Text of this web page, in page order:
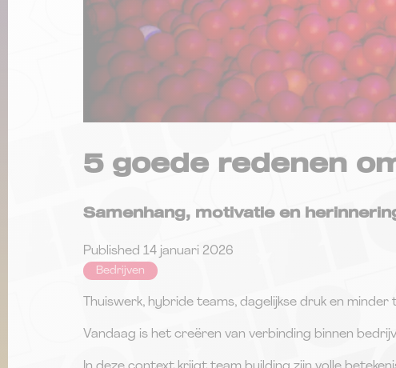
5 goede redenen
Samenhang, motivatie en
Published 14 januari 2026
Bedrijven
Thuiswerk, hybride teams, dagelijkse druk en
Vandaag is het creëren van verbinding binnen